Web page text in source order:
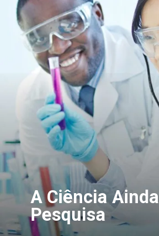
A Ciência Ainda
Pesquisa